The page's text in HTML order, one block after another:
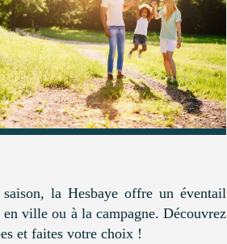
la Hesbaye offre un éventail
en ville ou à la campagne. Découvrez
et faites votre choix !